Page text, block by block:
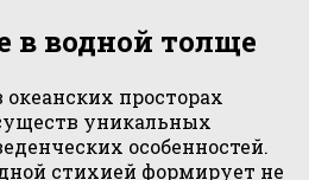
в водной толще
просторах
уникальных
особенностей.
стихией формирует не